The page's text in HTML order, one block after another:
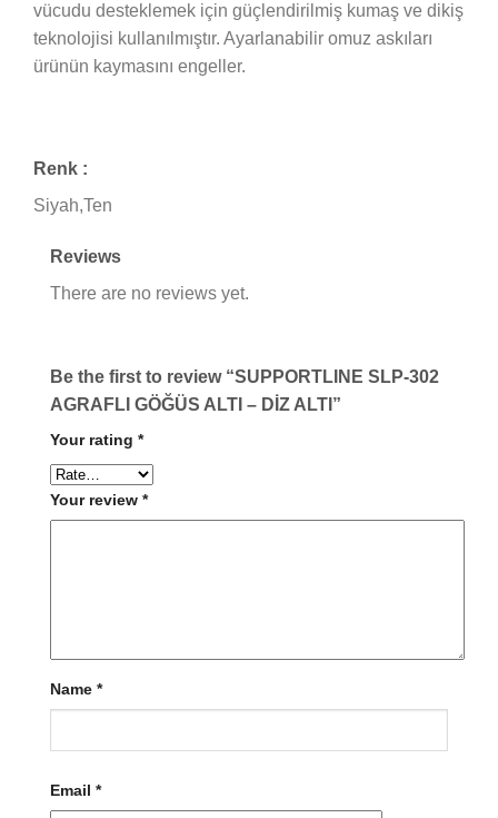
vücudu desteklemek için güçlendirilmiş kumaş ve dikiş
teknolojisi kullanılmıştır. Ayarlanabilir omuz askıları
ürünün kaymasını engeller.
Renk :
Siyah,Ten
Reviews
There are no reviews yet.
Be the first to review “SUPPORTLINE SLP-302
AGRAFLI GÖĞÜS ALTI – DİZ ALTI”
Your rating *
Your review *
Name *
Email *